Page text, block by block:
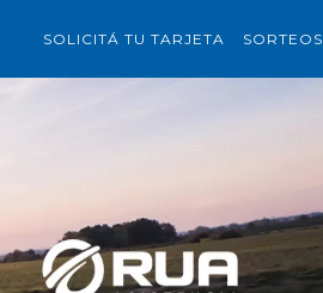
SOLICITÁ TU TARJETA SORTEOS